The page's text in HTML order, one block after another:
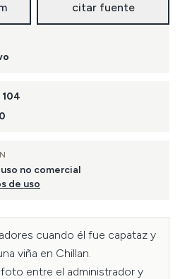
citar fuente
104
0
no comercial
de uso
cuando él fue capataz y
viña en Chillan.
entre el administrador y